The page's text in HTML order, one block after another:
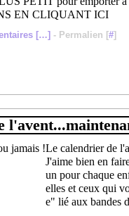
EN CLIQUANT ICI
[…] - Permalien [#]
Le calendrier de
J'aime bien en
un pour chaque
elles et ceux qui
e" lié aux bandes